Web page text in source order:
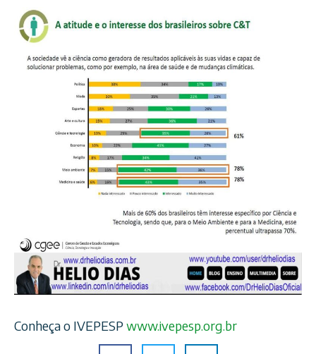
Conheça o IVEPESPwww.ivepesp.org.br